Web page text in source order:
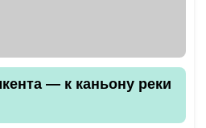
— к каньону реки